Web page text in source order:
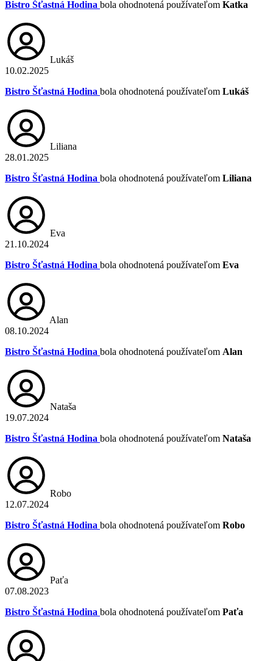
Bistro Šťastná Hodina bola ohodnotená používateľom Katka
Lukáš
10.02.2025
Bistro Šťastná Hodina bola ohodnotená používateľom Lukáš
Liliana
28.01.2025
Bistro Šťastná Hodina bola ohodnotená používateľom Liliana
Eva
21.10.2024
Bistro Šťastná Hodina bola ohodnotená používateľom Eva
Alan
08.10.2024
Bistro Šťastná Hodina bola ohodnotená používateľom Alan
Nataša
19.07.2024
Bistro Šťastná Hodina bola ohodnotená používateľom Nataša
Robo
12.07.2024
Bistro Šťastná Hodina bola ohodnotená používateľom Robo
Paťa
07.08.2023
Bistro Šťastná Hodina bola ohodnotená používateľom Paťa